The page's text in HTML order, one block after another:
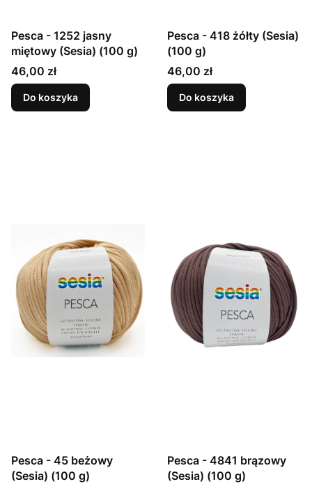
Pesca - 1252 jasny
miętowy (Sesia) (100 g)
Cena
46,00 zł
Do koszyka
Pesca - 418 żółty (Sesia)
(100 g)
Cena
46,00 zł
Do koszyka
Pesca - 45 beżowy
(Sesia) (100 g)
Pesca - 4841 brązowy
(Sesia) (100 g)